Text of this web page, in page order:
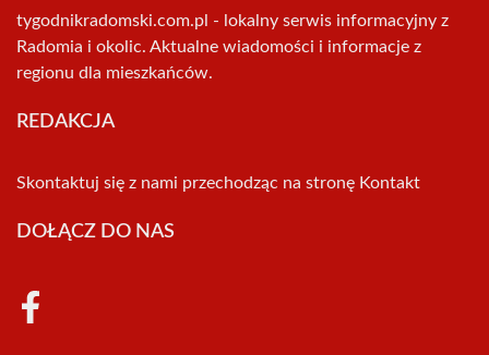
tygodnikradomski.com.pl - lokalny serwis informacyjny z
Radomia i okolic. Aktualne wiadomości i informacje z
regionu dla mieszkańców.
REDAKCJA
Skontaktuj się z nami przechodząc na stronę Kontakt
DOŁĄCZ DO NAS